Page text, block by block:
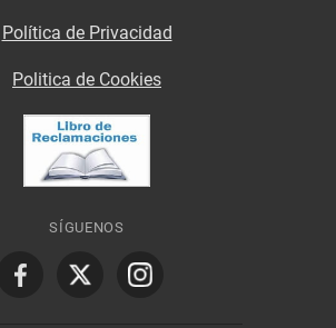
Política de Privacidad
Politica de Cookies
SÍGUENOS